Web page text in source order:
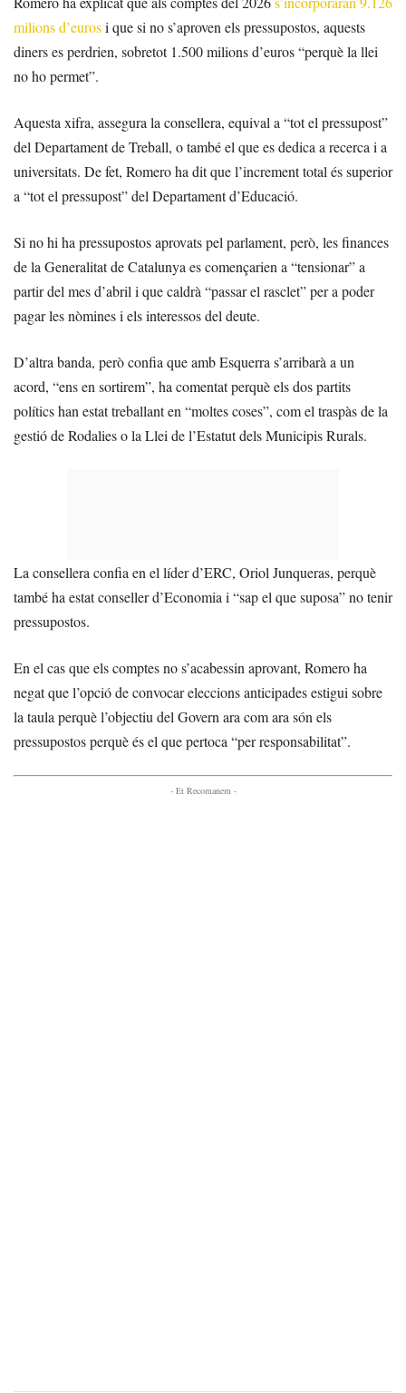
milions d’eurosi que si no s’aproven els pressupostos, aquests
diners es perdrien, sobretot 1.500 milions d’euros “perquè la llei
no ho permet”.
Aquesta xifra, assegura la consellera, equival a “tot el pressupost”
del Departament de Treball, o també el que es dedica a recerca i a
universitats. De fet, Romero ha dit que l’increment total és superior
a “tot el pressupost” del Departament d’Educació.
Si no hi ha pressupostos aprovats pel parlament, però, les finances
de la Generalitat de Catalunya es començarien a “tensionar” a
partir del mes d’abril i que caldrà “passar el rasclet” per a poder
pagar les nòmines i els interessos del deute.
D’altra banda, però confia que amb Esquerra s’arribarà a un
acord, “ens en sortirem”, ha comentat perquè els dos partits
polítics han estat treballant en “moltes coses”, com el traspàs de la
gestió de Rodalies o la Llei de l’Estatut dels Municipis Rurals.
La consellera confia en el líder d’ERC, Oriol Junqueras, perquè
també ha estat conseller d’Economia i “sap el que suposa” no tenir
pressupostos.
En el cas que els comptes no s’acabessin aprovant, Romero ha
negat que l’opció de convocar eleccions anticipades estigui sobre
la taula perquè l’objectiu del Govern ara com ara són els
pressupostos perquè és el que pertoca “per responsabilitat”.
- Et Recomanem -